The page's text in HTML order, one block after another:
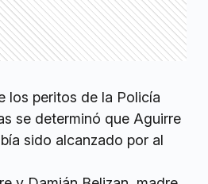
los peritos de la Policía
se determinó que Aguirre
sido alcanzado por al